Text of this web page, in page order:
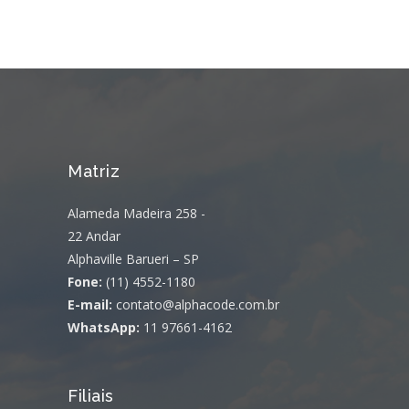
Matriz
Alameda Madeira 258 -
22 Andar
Alphaville Barueri – SP
Fone: (11) 4552-1180
E-mail: contato@alphacode.com.br
WhatsApp: 11 97661-4162
Filiais